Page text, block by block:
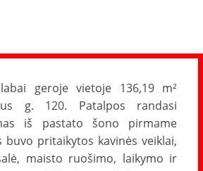
geroje vietoje 136,19 m²
g. 120. Patalpos randasi
iš pastato šono pirmame
buvo pritaikytos kavinės veiklai,
maisto ruošimo, laikymo ir